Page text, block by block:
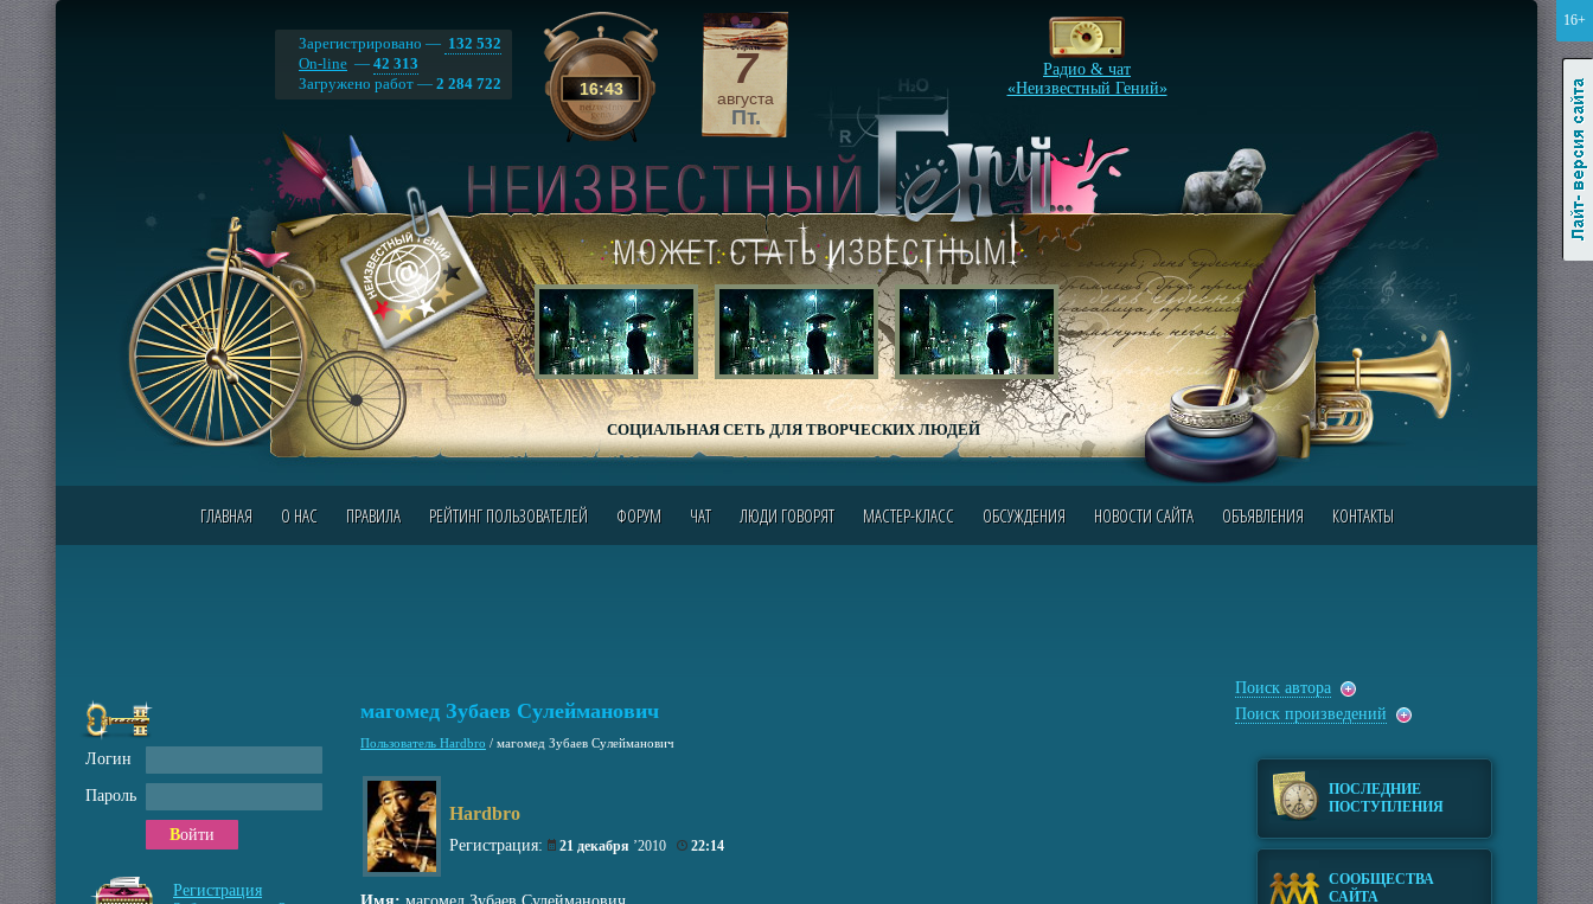
16+
16:43
Зарегистрировано — 132 532
On-line — 42 313
Загружено работ — 2 284 722 7
августа
Пт.
СОЦИАЛЬНАЯ СЕТЬ ДЛЯ ТВОРЧЕСКИХ ЛЮДЕЙ
Радио & чат
«Неизвестный Гений»
ГЛАВНАЯ О НАС ПРАВИЛА РЕЙТИНГ ПОЛЬЗОВАТЕЛЕЙ ФОРУМ ЧАТ ЛЮДИ ГОВОРЯТ МАСТЕР-КЛАСС ОБСУЖДЕНИЯ НОВОСТИ САЙТА ОБЪЯВЛЕНИЯ КОНТАКТЫ
магомед Зубаев Сулейманович
Пользователь Hardbro / магомед Зубаев Сулейманович
Hardbro
Регистрация: 21 декабря ’2010 22:14
Логин
Пароль
Войти
Регистрация
Поиск автора
Поиск произведений
ПОСЛЕДНИЕ
ПОСТУПЛЕНИЯ
СООБЩЕСТВА
САЙТА